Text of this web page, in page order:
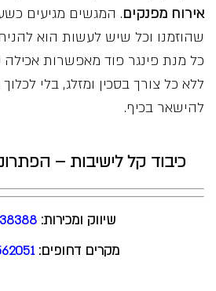
אירוח מפנקים. המגשים מגיעים
שהוזמנו וכל שיש לעשות הוא
כל מנת פינגר פוד מאפשרות אכילה
ללא כל צורך בסכין ומזלג, בלי
להישאר בכיף.
כיבוד קל לישיבות –
שיווק ומכירות:
מקרים דחופים: